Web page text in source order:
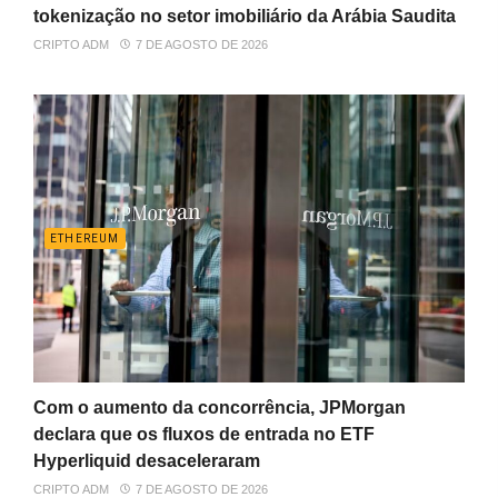
tokenização no setor imobiliário da Arábia Saudita
CRIPTO ADM 7 DE AGOSTO DE 2026
ETHEREUM
Com o aumento da concorrência, JPMorgan
declara que os fluxos de entrada no ETF
Hyperliquid desaceleraram
CRIPTO ADM 7 DE AGOSTO DE 2026